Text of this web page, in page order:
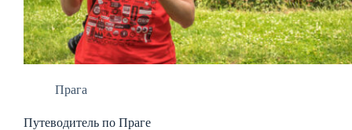
Прага
Путеводитель по Праге